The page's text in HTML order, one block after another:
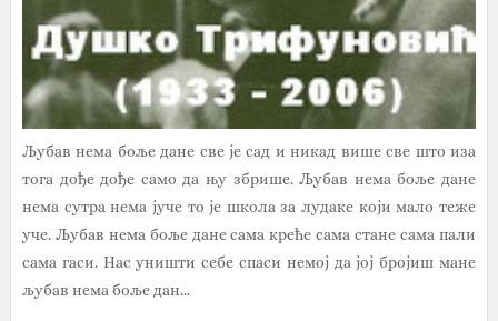
Љубав нема боље дане све је сад и никад више све што иза
тога дође дође само да њу збрише. Љубав нема боље дане
нема сутра нема јуче то је школа за лудаке који мало теже
уче. Љубав нема боље дане сама креће сама стане сама пали
сама гаси. Нас уништи себе спаси немој да јој бројиш мане
љубав нема боље дан...